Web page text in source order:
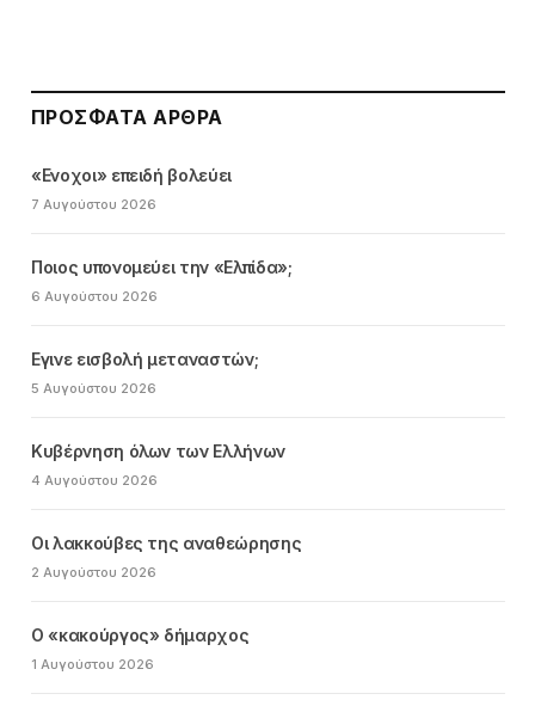
ΠΡΌΣΦΑΤΑ ΆΡΘΡΑ
«Ενοχοι» επειδή βολεύει
7 Αυγούστου 2026
Ποιος υπονομεύει την «Ελπίδα»;
6 Αυγούστου 2026
Εγινε εισβολή μεταναστών;
5 Αυγούστου 2026
Κυβέρνηση όλων των Ελλήνων
4 Αυγούστου 2026
Οι λακκούβες της αναθεώρησης
2 Αυγούστου 2026
Ο «κακούργος» δήμαρχος
1 Αυγούστου 2026